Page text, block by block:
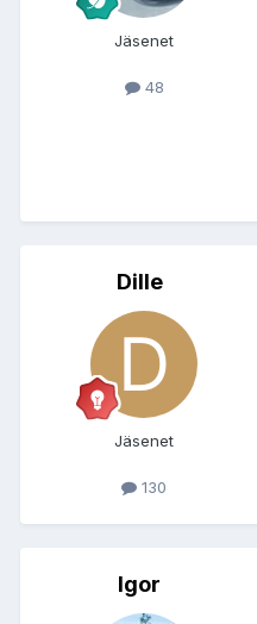
Jäsenet
48
Dille
Jäsenet
130
Igor